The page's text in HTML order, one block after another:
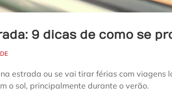
9 dicas de como se
estrada ou se vai tirar férias com viagens
o sol, principalmente durante o verão.